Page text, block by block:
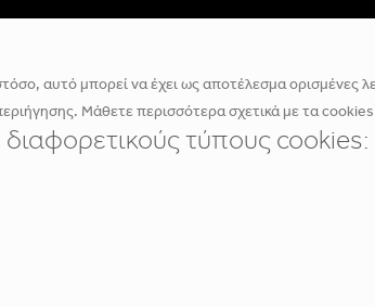
αυτό μπορεί να έχει ως αποτέλεσμα ορισμένες
Μάθετε περισσότερα σχετικά με τα
τύπους cookies: